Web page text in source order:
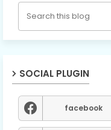
SOCIAL PLUGIN
facebook